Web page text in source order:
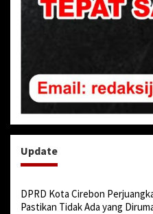
Update
DPRD Kota Cirebon
Pastikan Tidak Ada yang